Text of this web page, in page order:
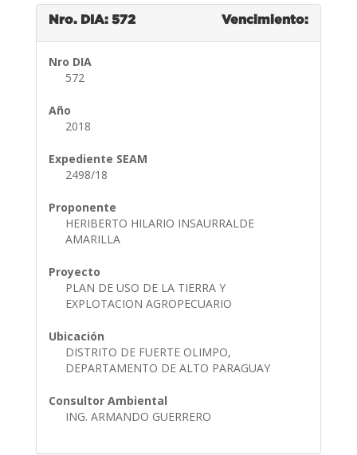
Nro. DIA: 572 Vencimiento:
Nro DIA
572
Año
2018
Expediente SEAM
2498/18
Proponente
HERIBERTO HILARIO INSAURRALDE
AMARILLA
Proyecto
PLAN DE USO DE LA TIERRA Y
EXPLOTACION AGROPECUARIO
Ubicación
DISTRITO DE FUERTE OLIMPO,
DEPARTAMENTO DE ALTO PARAGUAY
Consultor Ambiental
ING. ARMANDO GUERRERO